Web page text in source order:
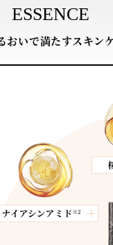
ESSENCE
おいで満たすスキン